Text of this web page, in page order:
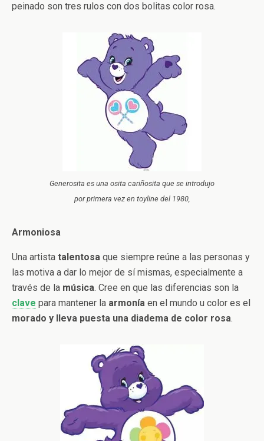
peinado son tres rulos con dos bolitas color rosa.
Generosita es una osita cariñosita que se introdujo
por primera vez en toyline del 1980,
Armoniosa
Una artista talentosa que siempre reúne a las personas y
las motiva a dar lo mejor de sí mismas, especialmente a
través de la música. Cree en que las diferencias son la
clave para mantener la armonía en el mundo u color es el
morado y lleva puesta una diadema de color rosa.